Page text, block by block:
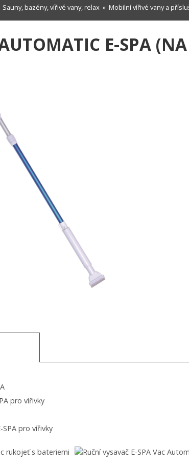
Sauny, bazény, vířivé vany, relax » Mobilní vířivé vany a
E-SPA
pro vířivky